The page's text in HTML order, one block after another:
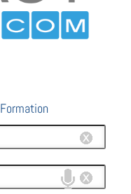
Formation